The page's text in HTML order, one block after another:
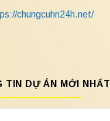
chungcuhn24h.net/
TIN DỰ ÁN MỚI NHẤT